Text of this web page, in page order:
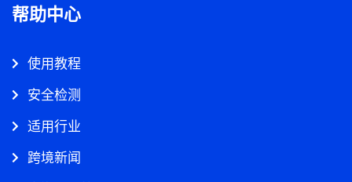
帮助中心
使用教程
安全检测
适用行业
跨境新闻